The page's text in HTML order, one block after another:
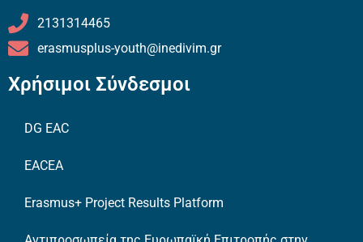
2131314465
erasmusplus-youth@inedivim.gr
Χρήσιμοι Σύνδεσμοι
DG EAC
EACEA
Erasmus+ Project Results Platform